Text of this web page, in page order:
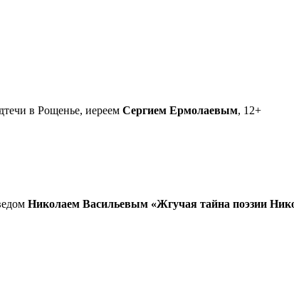
в Рощенье, иереем Сергием Ермолаевым, 12+
Николаем Васильевым «Жгучая тайна поэзии